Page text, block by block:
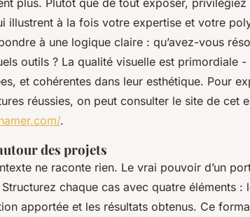
illustrent à la fois votre expertise et votre
à une logique claire : qu’avez-vous
outils ? La qualité visuelle est primordiale
et cohérentes dans leur esthétique. Pour
réussies, on peut consulter le site de cet
.
des projets
ne raconte rien. Le vrai pouvoir d’un
chaque cas avec quatre éléments
apportée et les résultats obtenus. Ce